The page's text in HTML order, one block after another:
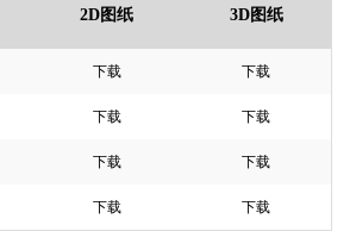
2D图纸 3D图纸
下载 下载
下载 下载
下载 下载
下载 下载